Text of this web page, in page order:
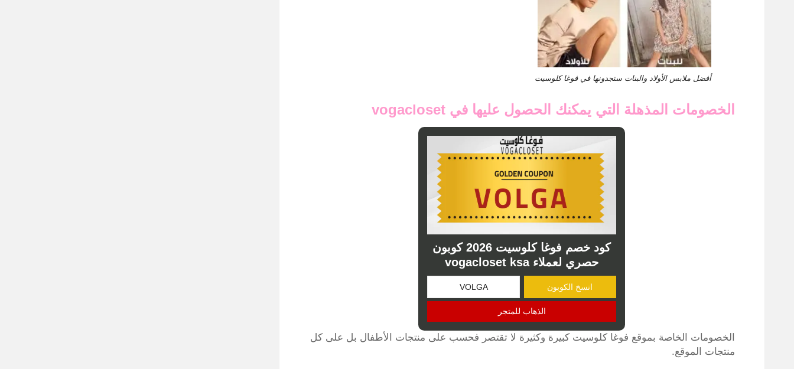
أفضل ملابس الأولاد والبنات ستجدونها في فوغا كلوسيت
الخصومات المذهلة التي يمكنك الحصول عليها في vogacloset
كود خصم فوغا كلوسيت 2026 كوبون
حصري لعملاء vogacloset ksa
انسخ الكوبون
الذهاب للمتجر
الخصومات الخاصة بموقع فوغا كلوسيت كبيرة وكثيرة لا تقتصر فحسب على منتجات الأطفال بل على كل
منتجات الموقع.